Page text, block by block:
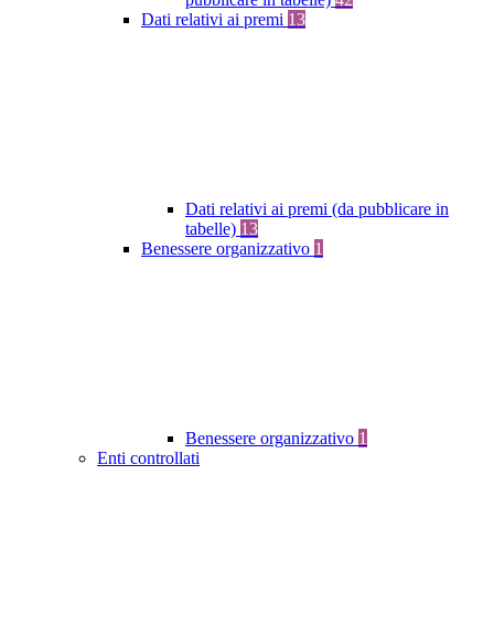
Dati relativi ai premi 13
Dati relativi ai premi (da pubblicare in
tabelle) 13
Benessere organizzativo 1
Benessere organizzativo 1
Enti controllati